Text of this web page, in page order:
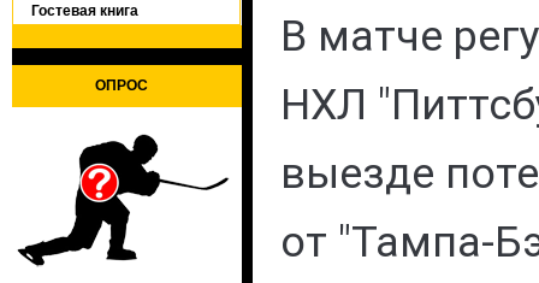
Гостевая книга
ОПРОС
В матче
НХЛ
выезде
от "Тампа-